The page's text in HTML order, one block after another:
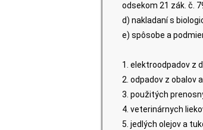
odsekom 21 zák. č.
d) nakladaní s
e) spôsobe a
1. elektroodpadov z
2. odpadov z obalov
3. použitých
4. veterinárnych
5. jedlých olejov a